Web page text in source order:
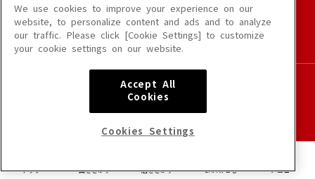
トップ 曲をさがす 店をさがす DAM★とも メニュー
このサイトに掲載されている一切の文章・画像・写真・動画・音声等を、手段や形態を
問わず、著作権法の定める範囲を超えて無断で複製、転載、ファイル化などすることを
禁じます。
楽曲によりMYリスト保存ができない場合があります。
6602250213Y31015 6602250112Y38026 6602250240Y31015
NexTone許諾番号
ID000002945 ID000002947 ID000002937 ID000002938
We use cookies to improve your experience on our
website, to personalize content and ads and to analyze
our traffic. Please click [Cookie Settings] to customize
your cookie settings on our website.
Accept All
Cookies
Cookies Settings